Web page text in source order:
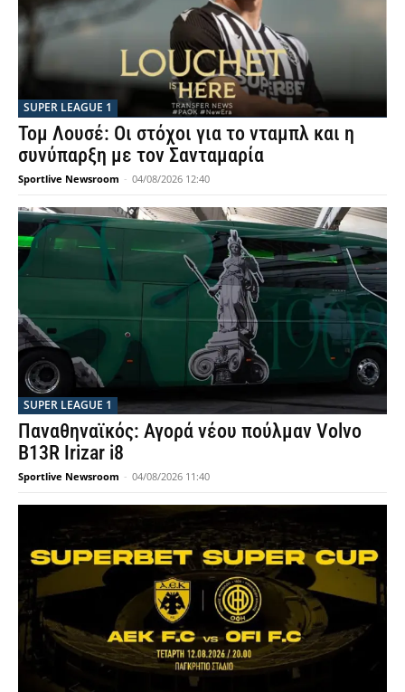
SUPER LEAGUE 1
Τομ Λουσέ: Οι στόχοι για το νταμπλ και η
συνύπαρξη με τον Σανταμαρία
Sportlive Newsroom - 04/08/2026 12:40
SUPER LEAGUE 1
Παναθηναϊκός: Αγορά νέου πούλμαν Volvo
B13R Irizar i8
Sportlive Newsroom - 04/08/2026 11:40